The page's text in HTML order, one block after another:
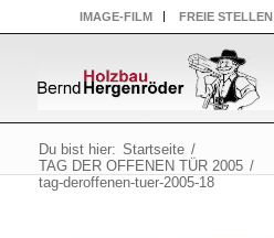
IMAGE-FILM FREIE STELLEN
Du bist hier: Startseite /
TAG DER OFFENEN TÜR 2005 /
tag-deroffenen-tuer-2005-18